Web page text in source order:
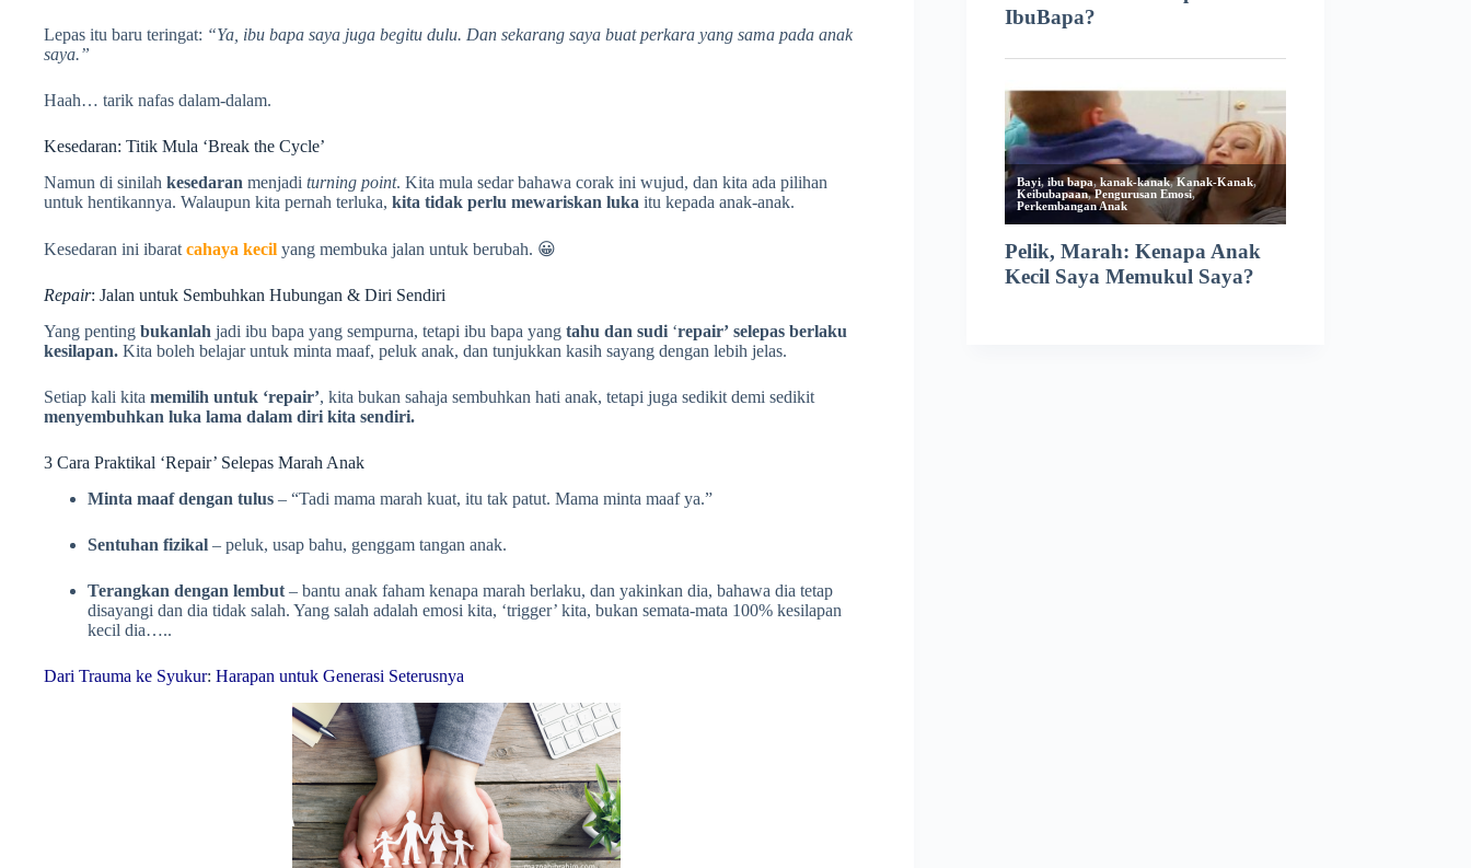
Lepas itu baru teringat: “Ya, ibu bapa saya juga begitu dulu. Dan sekarang saya buat perkara yang sama pada anak
saya.”
Haah… tarik nafas dalam-dalam.
Kesedaran: Titik Mula ‘Break the Cycle’
Namun di sinilah kesedaran menjadi turning point. Kita mula sedar bahawa corak ini wujud, dan kita ada pilihan
untuk hentikannya. Walaupun kita pernah terluka, kita tidak perlu mewariskan luka itu kepada anak-anak.
Kesedaran ini ibarat cahaya kecil yang membuka jalan untuk berubah. 😀
Repair: Jalan untuk Sembuhkan Hubungan & Diri Sendiri
Yang penting bukanlah jadi ibu bapa yang sempurna, tetapi ibu bapa yang tahu dan sudi ‘repair’ selepas berlaku
kesilapan. Kita boleh belajar untuk minta maaf, peluk anak, dan tunjukkan kasih sayang dengan lebih jelas.
Setiap kali kita memilih untuk ‘repair’, kita bukan sahaja sembuhkan hati anak, tetapi juga sedikit demi sedikit
menyembuhkan luka lama dalam diri kita sendiri.
3 Cara Praktikal ‘Repair’ Selepas Marah Anak
Minta maaf dengan tulus – “Tadi mama marah kuat, itu tak patut. Mama minta maaf ya.”
Sentuhan fizikal – peluk, usap bahu, genggam tangan anak.
Terangkan dengan lembut – bantu anak faham kenapa marah berlaku, dan yakinkan dia, bahawa dia tetap
disayangi dan dia tidak salah. Yang salah adalah emosi kita, ‘trigger’ kita, bukan semata-mata 100% kesilapan
kecil dia…..
Dari Trauma ke Syukur: Harapan untuk Generasi Seterusnya